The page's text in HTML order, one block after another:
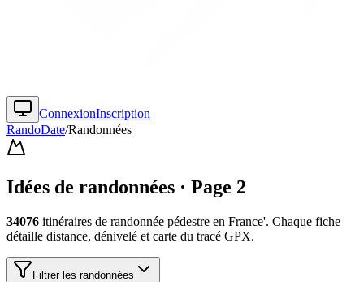
ConnexionInscription
RandoDate/Randonnées
Idées de randonnées · Page 2
34076 itinéraires de randonnée pédestre en France'. Chaque fiche
détaille distance, dénivelé et carte du tracé GPX.
Filtrer les randonnées